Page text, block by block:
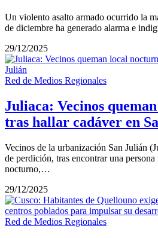
Un violento asalto armado ocurrido la
de diciembre ha generado alarma e
29/12/2025
Red de Medios Regionales
Juliaca: Vecinos
tras hallar cadáver en
Vecinos de la urbanización San Julián
de perdición, tras encontrar una
nocturno,…
29/12/2025
Red de Medios Regionales